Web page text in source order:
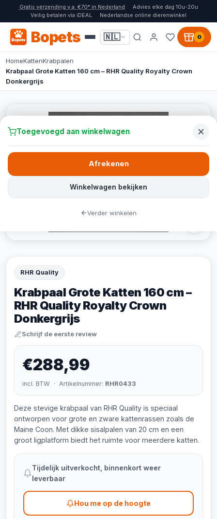
Gratis verzending v.a. €70* in Nederland
Advies elke dag 10u-20u
Veilig betalen via iDEAL
Nederlandse online dierenwinkel
Bopets 🇳🇱 0
HomeKattenKrabpalen
Krabpaal Grote Katten 160 cm – RHR Quality Royalty Crown
Donkergrijs
RHR Quality
Krabpaal Grote Katten 160 cm –
RHR Quality Royalty Crown
Donkergrijs
Schrijf de eerste review
€288,99
incl. BTW · Artikelnummer: RHR0433
Deze stevige krabpaal van RHR Quality is speciaal
ontworpen voor grote en zware kattenrassen zoals de
Maine Coon. Met dikke sisalpalen van 20 cm en een
groot ligplatform biedt het ruimte voor meerdere katten.
Tijdelijk uitverkocht, binnenkort weer
leverbaar
Hou me op de hoogte
Toegevoegd aan winkelwagen
Winkelwagen bekijken
Afrekenen
Verder winkelen